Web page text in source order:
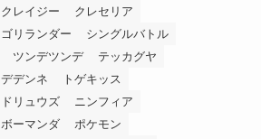
クレイジー
クレセリア
ゴリランダー
シングルバトル
ツンデツンデ
テッカグヤ
デデンネ
トゲキッス
ドリュウズ
ニンフィア
ボーマンダ
ポケモン